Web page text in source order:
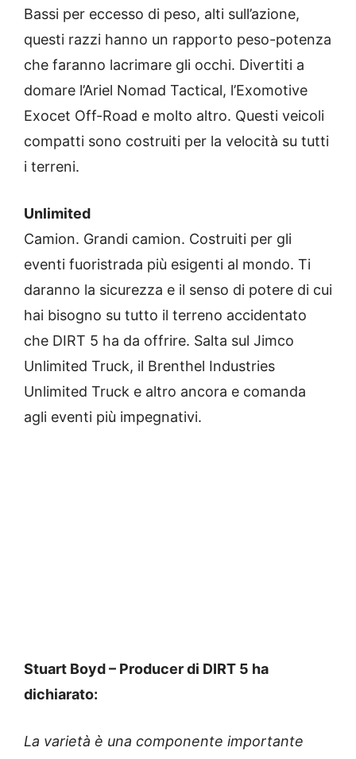
Bassi per eccesso di peso, alti sull’azione,
questi razzi hanno un rapporto peso-potenza
che faranno lacrimare gli occhi. Divertiti a
domare l’Ariel Nomad Tactical, l’Exomotive
Exocet Off-Road e molto altro. Questi veicoli
compatti sono costruiti per la velocità su tutti
i terreni.
Unlimited
Camion. Grandi camion. Costruiti per gli
eventi fuoristrada più esigenti al mondo. Ti
daranno la sicurezza e il senso di potere di cui
hai bisogno su tutto il terreno accidentato
che DIRT 5 ha da offrire. Salta sul Jimco
Unlimited Truck, il Brenthel Industries
Unlimited Truck e altro ancora e comanda
agli eventi più impegnativi.
Stuart Boyd – Producer di DIRT 5 ha
dichiarato:
La varietà è una componente importante